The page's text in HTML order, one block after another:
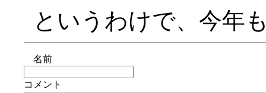
というわけで、今年
名前
コメント